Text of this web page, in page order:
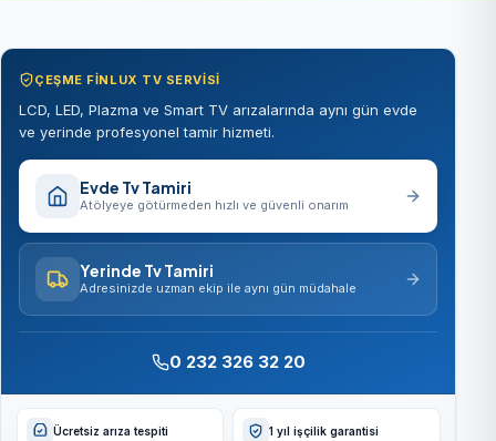
ÇEŞME FINLUX TV SERVISI
LCD, LED, Plazma ve Smart TV arızalarında aynı gün evde
ve yerinde profesyonel tamir hizmeti.
Evde Tv Tamiri
Atölyeye götürmeden hızlı ve güvenli onarım
Yerinde Tv Tamiri
Adresinizde uzman ekip ile aynı gün müdahale
0 232 326 32 20
Ücretsiz arıza tespiti 1 yıl işçilik garantisi